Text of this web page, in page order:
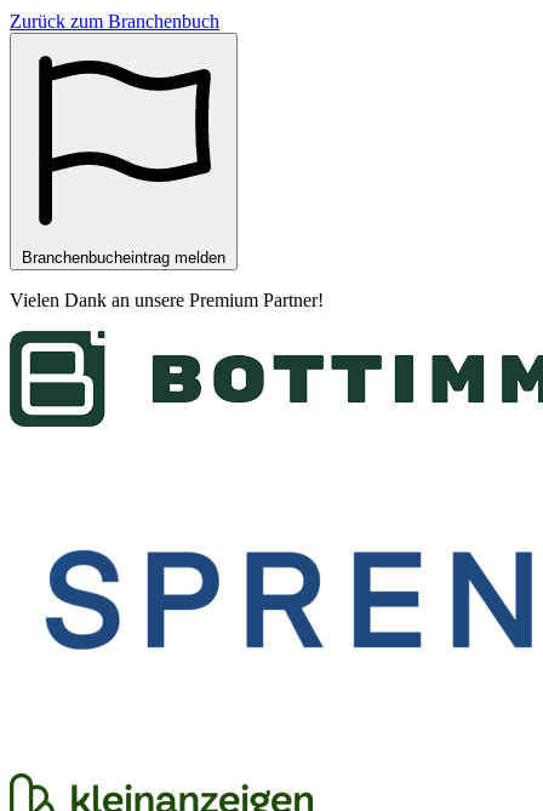
Zurück zum Branchenbuch
Branchenbucheintrag melden
Vielen Dank an unsere Premium Partner!